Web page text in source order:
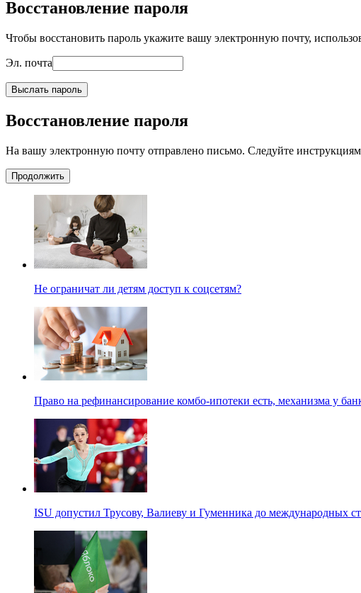
Восстановление пароля
Чтобы восстановить пароль укажите вашу электронную почту,
Эл. почта
Выслать пароль
Восстановление пароля
На вашу электронную почту отправлено письмо. Следуйте
Продолжить
Не ограничат ли детям доступ к соцсетям?
Право на рефинансирование комбо-ипотеки есть, механизма у
ISU допустил Трусову, Валиеву и Гуменника до международных